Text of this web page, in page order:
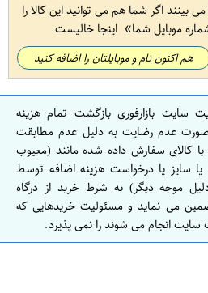
بینند اگر شما هم می توانید این کالا را
موبایل شما اینجا خالیست
هم اکنون نام و موبایلتان را اضافه کنید
سایت بازارفوری بازگشت تمام هزینه
صورت عدم رضایت به دلیل عدم مطابقت
کالای سفارش داده شده مانند (معیوب
سایز یا درخواست هزینه اضافه توسط
موجه دیگر) به شرط خرید از درگاه
می نماید و مسئولیت خریدهایی که
سایت انجام می شوند را نمی پذیرد.